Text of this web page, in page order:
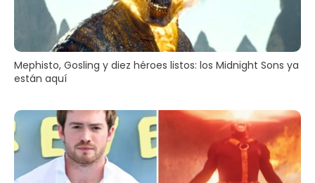
Mephisto, Gosling y diez héroes listos: los Midnight Sons ya
están aquí